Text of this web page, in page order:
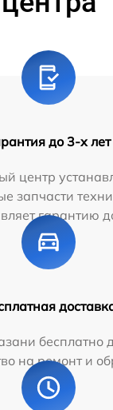
до 3-х лет
центр
запчасти
гарантию
бесплатно
на ремонт и